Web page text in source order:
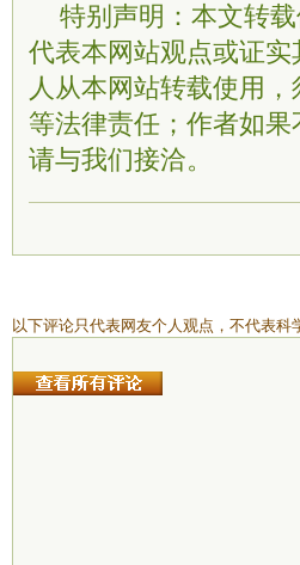
特别声明：本文转
代表本网站观点或证
人从本网站转载使用
等法律责任；作者如
请与我们接洽。
以下评论只代表网友个人观点，不代表科